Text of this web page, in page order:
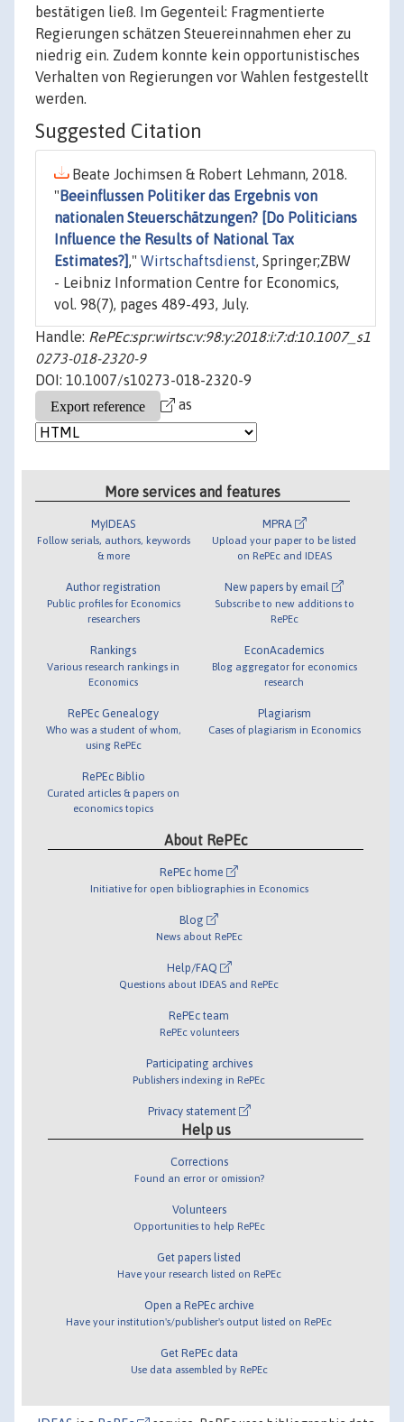
bestätigen ließ. Im Gegenteil: Fragmentierte
Regierungen schätzen Steuereinnahmen eher zu
niedrig ein. Zudem konnte kein opportunistisches
Verhalten von Regierungen vor Wahlen festgestellt
werden.
Suggested Citation
Beate Jochimsen & Robert Lehmann, 2018.
" Beeinflussen Politiker das Ergebnis von
nationalen Steuerschätzungen? [Do Politicians
Influence the Results of National Tax
Estimates?]," Wirtschaftsdienst, Springer;ZBW
- Leibniz Information Centre for Economics,
vol. 98(7), pages 489-493, July.
Handle: RePEc:spr:wirtsc:v:98:y:2018:i:7:d:10.1007_s1
0273-018-2320-9
DOI: 10.1007/s10273-018-2320-9
as
More services and features
MyIDEAS
Follow serials, authors, keywords
& more
Author registration
Public profiles for Economics
researchers
Rankings
Various research rankings in
Economics
RePEc Genealogy
Who was a student of whom,
using RePEc
RePEc Biblio
Curated articles & papers on
economics topics
MPRA
Upload your paper to be listed
on RePEc and IDEAS
New papers by email
Subscribe to new additions to
RePEc
EconAcademics
Blog aggregator for economics
research
Plagiarism
Cases of plagiarism in Economics
About RePEc
RePEc home
Initiative for open bibliographies in Economics
Blog
News about RePEc
Help/FAQ
Questions about IDEAS and RePEc
RePEc team
RePEc volunteers
Participating archives
Publishers indexing in RePEc
Privacy statement
Help us
Corrections
Found an error or omission?
Volunteers
Opportunities to help RePEc
Get papers listed
Have your research listed on RePEc
Open a RePEc archive
Have your institution's/publisher's output listed on RePEc
Get RePEc data
Use data assembled by RePEc